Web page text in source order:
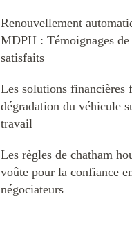
Renouvellement
MDPH : Témoignages
satisfaits
Les solutions financières
dégradation du véhicule
travail
Les règles de chatham
voûte pour la confiance
négociateurs